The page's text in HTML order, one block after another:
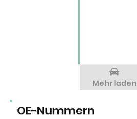
OE-Nummern
Mehr laden